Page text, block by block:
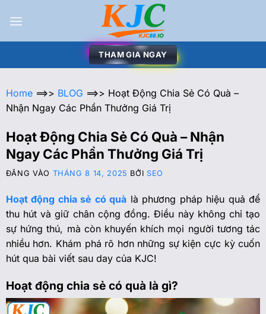
THAM GIA NGAY
Home==>> BLOG ==>> Hoạt Động Chia Sẻ Có Quà –
Nhận Ngay Các Phần Thưởng Giá Trị
Hoạt Động Chia Sẻ Có Quà – Nhận
Ngay Các Phần Thưởng Giá Trị
ĐĂNG VÀO THÁNG 8 14, 2025 BỞI SEO
Hoạt động chia sẻ có quà là phương pháp hiệu quả để
thu hút và giữ chân cộng đồng. Điều này không chỉ tạo
sự hứng thú, mà còn khuyến khích mọi người tương tác
nhiều hơn. Khám phá rõ hơn những sự kiện cực kỳ cuốn
hút qua bài viết sau day của KJC!
Hoạt động chia sẻ có quà là gì?